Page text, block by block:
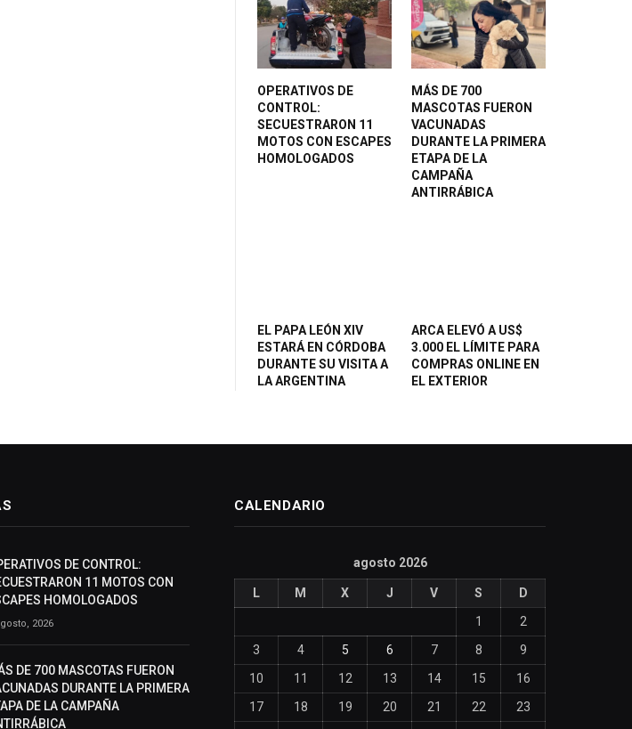
OPERATIVOS DE
CONTROL:
SECUESTRARON 11
MOTOS CON ESCAPES
HOMOLOGADOS
MÁS DE 700
MASCOTAS FUERON
VACUNADAS
DURANTE LA PRIMERA
ETAPA DE LA
CAMPAÑA
ANTIRRÁBICA
EL PAPA LEÓN XIV
ESTARÁ EN CÓRDOBA
DURANTE SU VISITA A
LA ARGENTINA
ARCA ELEVÓ A US$
3.000 EL LÍMITE PARA
COMPRAS ONLINE EN
EL EXTERIOR
DE CONTROL:
11 MOTOS CON
HOMOLOGADOS
2026
DE 700 MASCOTAS FUERON
DURANTE LA PRIMERA
DE LA CAMPAÑA
CALENDARIO
agosto 2026
L M X J V S
D
1
2
3
4 5 6 7 8
9
10
11 12 13 14 15
16
17
18 19 20 21 22
23